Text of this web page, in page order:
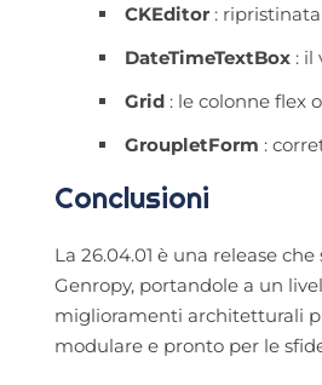
CKEditor :
DateTimeTextBox : il
Grid : le colonne flex
GroupletForm :
Conclusioni
La 26.04.01 è una release che
Genropy, portandole a un
miglioramenti architetturali
modulare e pronto per le